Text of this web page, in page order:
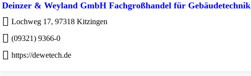
Deinzer & Weyland GmbH Fachgroßhandel für Gebäudetechnik
Lochweg 17, 97318 Kitzingen
(09321) 9366-0
https://dewetech.de